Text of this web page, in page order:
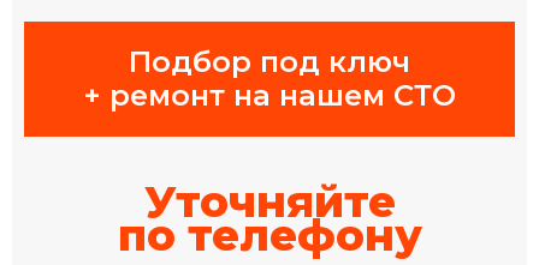
Подбор под ключ
+ ремонт на нашем СТО
Уточняйте
по телефону